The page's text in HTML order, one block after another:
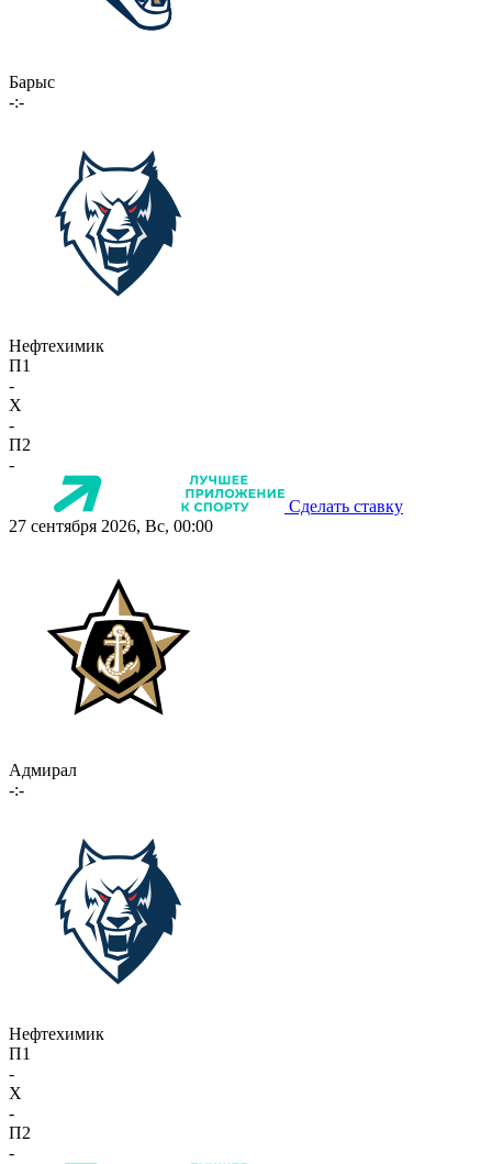
Барыс
-:-
Нефтехимик
П1
-
X
-
П2
-
Сделать ставку
27 сентября 2026, Вс, 00:00
Адмирал
-:-
Нефтехимик
П1
-
X
-
П2
-